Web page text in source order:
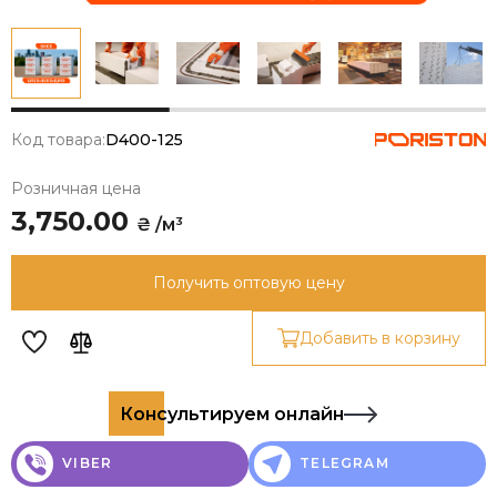
Код товара:D400-125
Розничная цена
3,750.00 ₴ /м³
Получить оптовую цену
Добавить в корзину
Консультируем онлайн
VIBER TELEGRAM